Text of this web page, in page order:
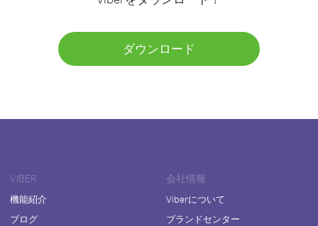
ダウンロード
VIBER
機能紹介
ブログ
会社情報
Viberについて
ブランドセンター